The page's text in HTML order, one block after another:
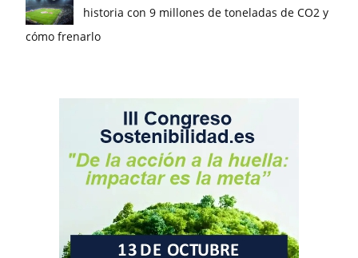
historia con 9 millones de toneladas de CO2 y
cómo frenarlo